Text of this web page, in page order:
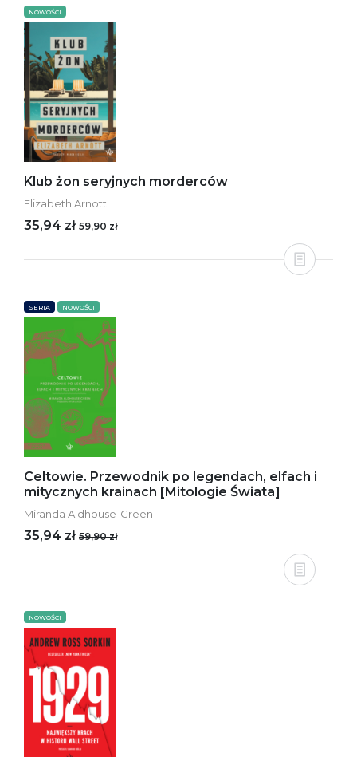
NOWOŚCI
Klub żon seryjnych morderców
Elizabeth Arnott
35,94 zł 59,90 zł
SERIA NOWOŚCI
Celtowie. Przewodnik po legendach, elfach i
mitycznych krainach [Mitologie Świata]
Miranda Aldhouse-Green
35,94 zł 59,90 zł
NOWOŚCI